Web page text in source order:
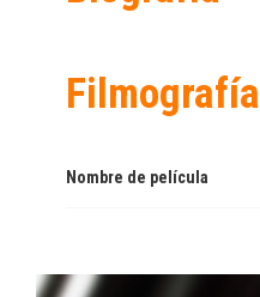
Filmografía
Nombre de película